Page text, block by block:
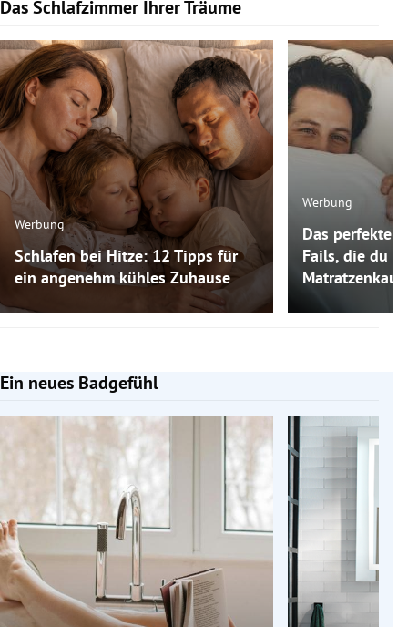
Das Schlafzimmer Ihrer Träume
Slide 1 von 10
Werbung
Schlafen bei Hitze: 12 Tipps für
ein angenehm kühles Zuhause
Werbung
Das perfekte
Fails, die du
Matratzenkauf
Ein neues Badgefühl
Slide 1 von 5